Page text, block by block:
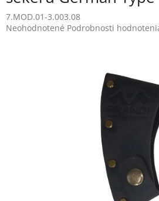
7.MOD.01-3.003.08
Priemerné
Neohodnotené Podrobnosti